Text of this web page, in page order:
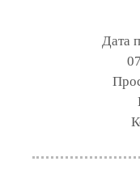
Дата